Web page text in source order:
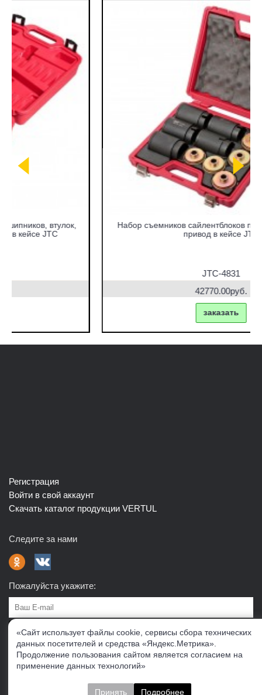
Набор съемников сайлентблоков под гидравлический
Регистрация
Войти в свой аккаунт
Скачать каталог продукции VERTUL
Следите за нами
Пожалуйста укажите:
Подписаться
О нас Доставка Контакты
Политика конфиденциальности
обработке персональных данных
«Сайт использует файлы cookie, сервисы сбора технических
данных посетителей и средства «Яндекс.Метрика».
Продолжение пользования сайтом является согласием на
применение данных технологий»
Принять Подробнее